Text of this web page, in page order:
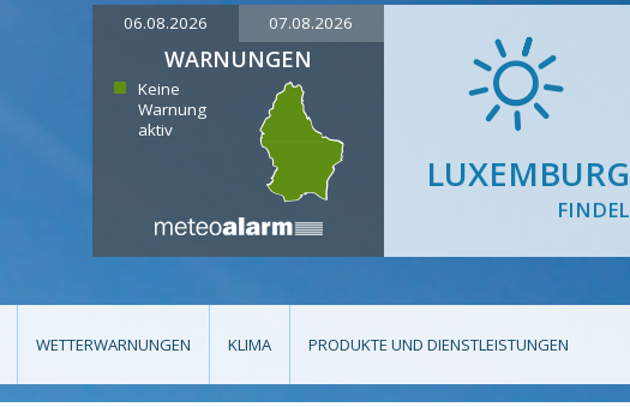
06.08.2026 07.08.2026
WARNUNGEN
Keine
Warnung
aktiv
LUXEMBURG
FINDEL
WETTERWARNUNGEN KLIMA PRODUKTE UND DIENSTLEISTUNGEN